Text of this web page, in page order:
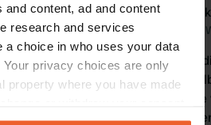
content, ad and content
research and services
a choice in who uses your data
privacy choices are only
property where you have made
Declaration or by clicking on
Empfang
Wir
und
vor 4
Schöner,
alles da,